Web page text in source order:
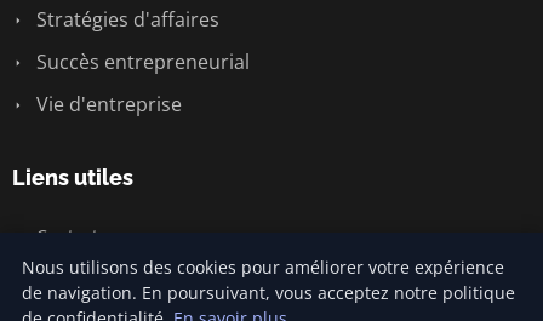
Stratégies d'affaires
Succès entrepreneurial
Vie d'entreprise
Liens utiles
Contact
Nous utilisons des cookies pour améliorer votre expérience
de navigation. En poursuivant, vous acceptez notre politique